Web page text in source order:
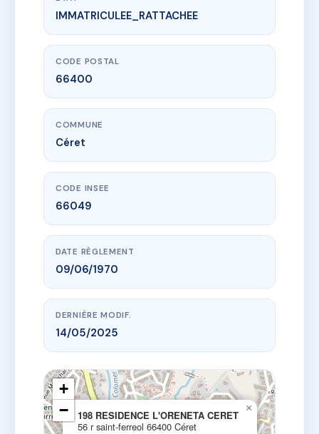
www.vme.plus/AC6862122
198 RESIDENCE L'ORENETA CERET
56 r saint-ferreol
IMMATRICULEE_RATTACHEE
CODE POSTAL
66400
COMMUNE
Céret
CODE INSEE
66049
DATE RÈGLEMENT
09/06/1970
DERNIÈRE MODIF.
14/05/2025
198 RESIDENCE L'ORENETA CERET
56 r saint-ferreol 66400 Céret
×
+
−